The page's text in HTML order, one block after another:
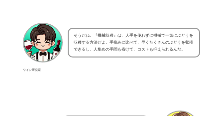
ワイン研究家
そうだね。『機械収穫』は、人手を使わずに機械で一気にぶどうを
収穫する方法だよ。手摘みに比べて、早くたくさんのぶどうを収穫
できるし、人集めの手間も省けて、コストも抑えられるんだ。